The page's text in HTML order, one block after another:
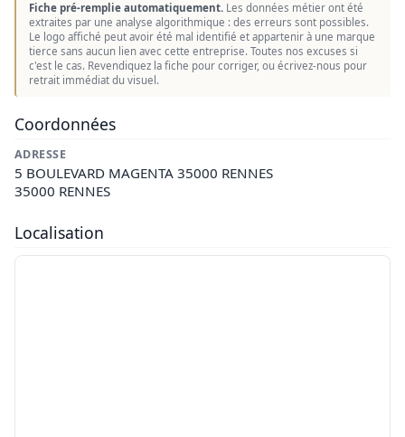
Fiche pré-remplie automatiquement. Les données métier ont été
extraites par une analyse algorithmique : des erreurs sont possibles.
Le logo affiché peut avoir été mal identifié et appartenir à une marque
tierce sans aucun lien avec cette entreprise. Toutes nos excuses si
c'est le cas. Revendiquez la fiche pour corriger, ou écrivez-nous pour
retrait immédiat du visuel.
Coordonnées
ADRESSE
5 BOULEVARD MAGENTA 35000 RENNES
35000 RENNES
Localisation